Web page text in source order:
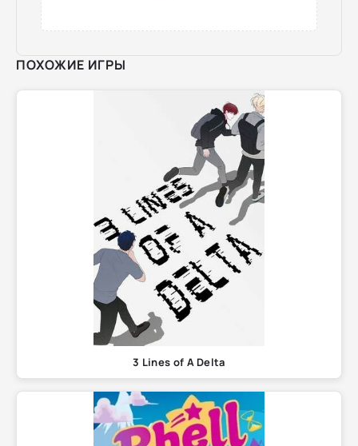
ПОХОЖИЕ ИГРЫ
3 Lines of A Delta